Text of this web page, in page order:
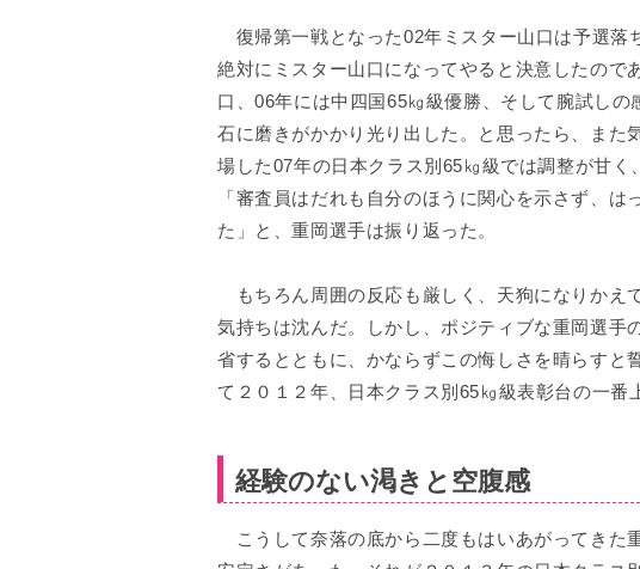
復帰第一戦となった02年ミスター山口は予選落
絶対にミスター山口になってやると決意したので
口、06年には中四国65㎏級優勝、そして腕試し
石に磨きがかかり光り出した。と思ったら、また
場した07年の日本クラス別65㎏級では調整が甘く
「審査員はだれも自分のほうに関心を示さず、
た」と、重岡選手は振り返った。
もちろん周囲の反応も厳しく、天狗になりかえ
気持ちは沈んだ。しかし、ポジティブな重岡選手
省するとともに、かならずこの悔しさを晴らすと
て２０１２年、日本クラス別65㎏級表彰台の一番
経験のない渇きと空腹感
こうして奈落の底から二度もはいあがってきた